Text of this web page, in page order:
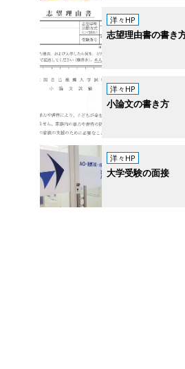
洋々HP
志望理由書の書き
洋々HP
小論文の書き方
洋々HP
大学受験の面接